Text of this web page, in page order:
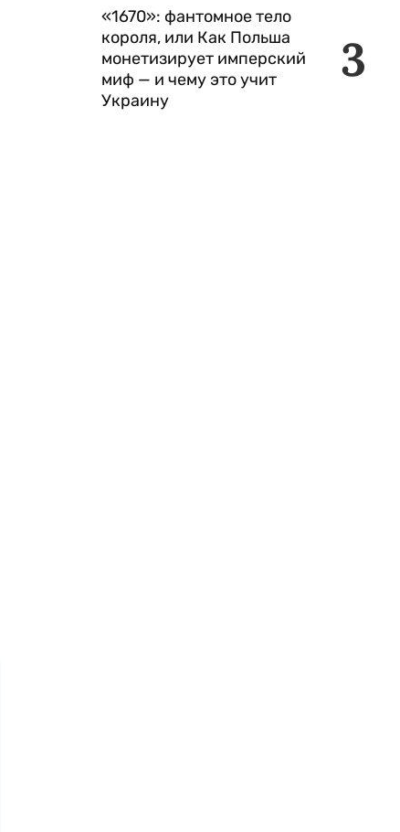
3
«1670»: фантомное тело
короля, или Как Польша
монетизирует имперский
миф — и чему это учит
Украину